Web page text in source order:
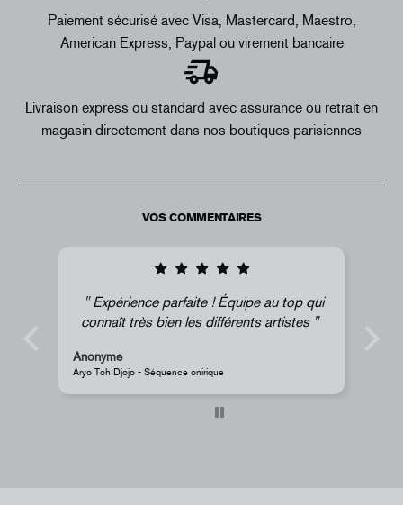
Paiement sécurisé avec Visa, Mastercard, Maestro,
American Express, Paypal ou virement bancaire
Livraison express ou standard avec assurance ou retrait en
magasin directement dans nos boutiques parisiennes
VOS COMMENTAIRES
Expérience parfaite ! Équipe au top qui
connaît très bien les différents artistes
Anonyme
Aryo Toh Djojo - Séquence onirique